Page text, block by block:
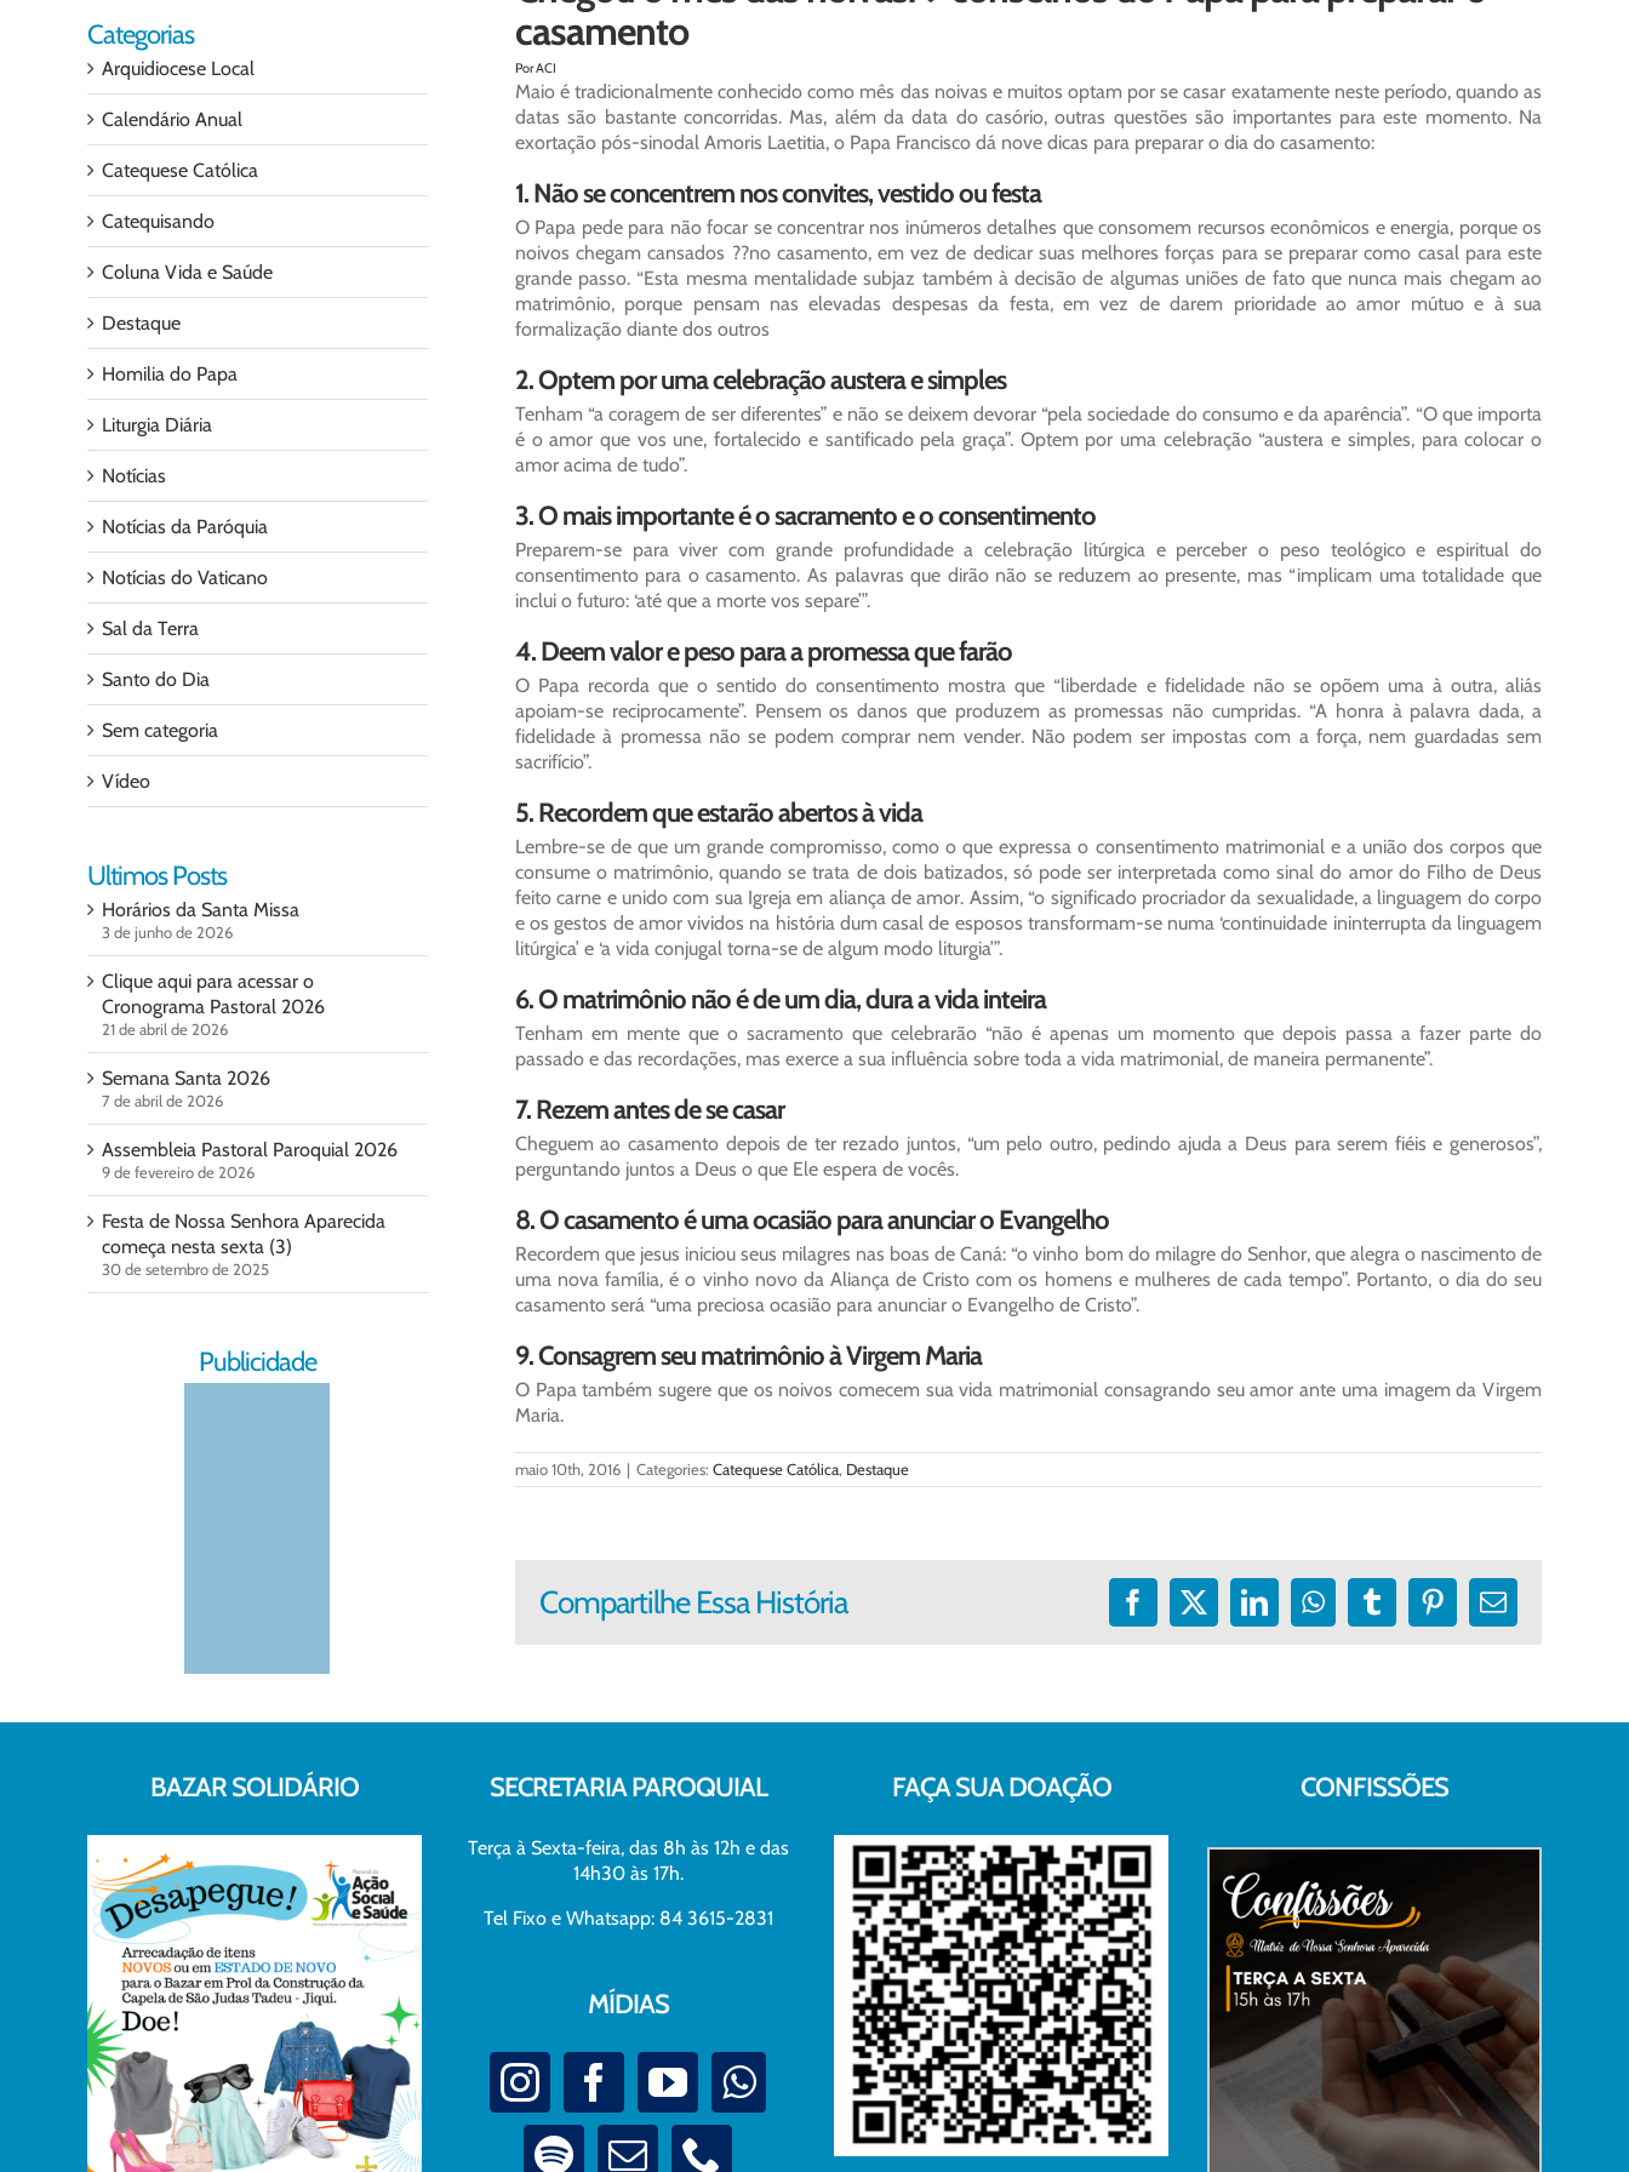
casamento
Por ACI
Maio é tradicionalmente conhecido como mês das noivas e muitos optam por se casar exatamente neste período, quando as
datas são bastante concorridas. Mas, além da data do casório, outras questões são importantes para este momento. Na
exortação pós-sinodal Amoris Laetitia, o Papa Francisco dá nove dicas para preparar o dia do casamento:
1. Não se concentrem nos convites, vestido ou festa
O Papa pede para não focar se concentrar nos inúmeros detalhes que consomem recursos econômicos e energia, porque os
noivos chegam cansados ??no casamento, em vez de dedicar suas melhores forças para se preparar como casal para este
grande passo. “Esta mesma mentalidade subjaz também à decisão de algumas uniões de fato que nunca mais chegam ao
matrimônio, porque pensam nas elevadas despesas da festa, em vez de darem prioridade ao amor mútuo e à sua
formalização diante dos outros
2. Optem por uma celebração austera e simples
Tenham “a coragem de ser diferentes” e não se deixem devorar “pela sociedade do consumo e da aparência”. “O que importa
é o amor que vos une, fortalecido e santificado pela graça”. Optem por uma celebração “austera e simples, para colocar o
amor acima de tudo”.
3. O mais importante é o sacramento e o consentimento
Preparem-se para viver com grande profundidade a celebração litúrgica e perceber o peso teológico e espiritual do
consentimento para o casamento. As palavras que dirão não se reduzem ao presente, mas “implicam uma totalidade que
inclui o futuro: ‘até que a morte vos separe’”.
4. Deem valor e peso para a promessa que farão
O Papa recorda que o sentido do consentimento mostra que “liberdade e fidelidade não se opõem uma à outra, aliás
apoiam-se reciprocamente”. Pensem os danos que produzem as promessas não cumpridas. “A honra à palavra dada, a
fidelidade à promessa não se podem comprar nem vender. Não podem ser impostas com a força, nem guardadas sem
sacrifício”.
5. Recordem que estarão abertos à vida
Lembre-se de que um grande compromisso, como o que expressa o consentimento matrimonial e a união dos corpos que
consume o matrimônio, quando se trata de dois batizados, só pode ser interpretada como sinal do amor do Filho de Deus
feito carne e unido com sua Igreja em aliança de amor. Assim, “o significado procriador da sexualidade, a linguagem do corpo
e os gestos de amor vividos na história dum casal de esposos transformam-se numa ‘continuidade ininterrupta da linguagem
litúrgica’ e ‘a vida conjugal torna-se de algum modo liturgia’”.
6. O matrimônio não é de um dia, dura a vida inteira
Tenham em mente que o sacramento que celebrarão “não é apenas um momento que depois passa a fazer parte do
passado e das recordações, mas exerce a sua influência sobre toda a vida matrimonial, de maneira permanente”.
7. Rezem antes de se casar
Cheguem ao casamento depois de ter rezado juntos, “um pelo outro, pedindo ajuda a Deus para serem fiéis e generosos”,
perguntando juntos a Deus o que Ele espera de vocês.
8. O casamento é uma ocasião para anunciar o Evangelho
Recordem que jesus iniciou seus milagres nas boas de Caná: “o vinho bom do milagre do Senhor, que alegra o nascimento de
uma nova família, é o vinho novo da Aliança de Cristo com os homens e mulheres de cada tempo”. Portanto, o dia do seu
casamento será “uma preciosa ocasião para anunciar o Evangelho de Cristo”.
9. Consagrem seu matrimônio à Virgem Maria
O Papa também sugere que os noivos comecem sua vida matrimonial consagrando seu amor ante uma imagem da Virgem
Maria.
maio 10th, 2016 | Categories: Catequese Católica, Destaque
Compartilhe Essa História Facebook
X LinkedInWhatsApp
TumblrPinterest
E-
Categorias
Arquidiocese Local
Calendário Anual
Catequese Católica
Catequisando
Coluna Vida e Saúde
Destaque
Homilia do Papa
Liturgia Diária
Notícias
Notícias da Paróquia
Notícias do Vaticano
Sal da Terra
Santo do Dia
Sem categoria
Vídeo
Ultimos Posts
Horários da Santa Missa
3 de junho de 2026
Clique aqui para acessar o
Cronograma Pastoral 2026
21 de abril de 2026
Semana Santa 2026
7 de abril de 2026
Assembleia Pastoral Paroquial 2026
9 de fevereiro de 2026
Festa de Nossa Senhora Aparecida
começa nesta sexta (3)
30 de setembro de 2025
Publicidade
BAZAR SOLIDÁRIO SECRETARIA PAROQUIAL
Terça à Sexta-feira, das 8h às 12h e das
14h30 às 17h.
Tel Fixo e Whatsapp: 84 3615-2831
MÍDIAS
FAÇA SUA DOAÇÃO CONFISSÕES